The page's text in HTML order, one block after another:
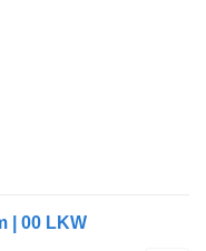
| 00 LKW